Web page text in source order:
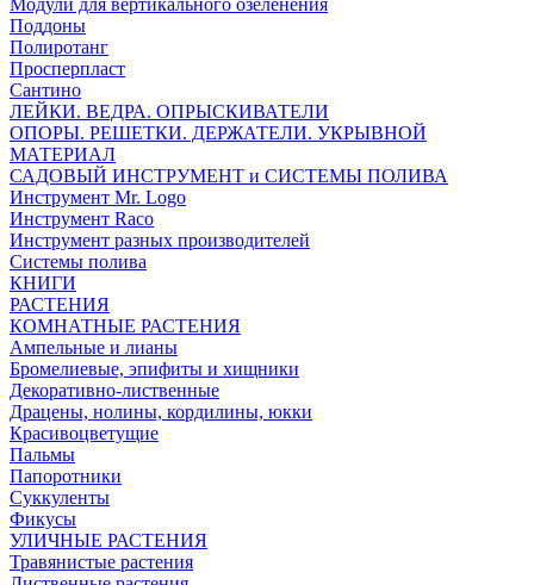
Модули для вертикального озеленения
Поддоны
Полиротанг
Просперпласт
Сантино
ЛЕЙКИ. ВЕДРА. ОПРЫСКИВАТЕЛИ
ОПОРЫ. РЕШЕТКИ. ДЕРЖАТЕЛИ. УКРЫВНОЙ
МАТЕРИАЛ
САДОВЫЙ ИНСТРУМЕНТ и СИСТЕМЫ ПОЛИВА
Инструмент Mr. Logo
Инструмент Raco
Инструмент разных производителей
Системы полива
КНИГИ
РАСТЕНИЯ
КОМНАТНЫЕ РАСТЕНИЯ
Ампельные и лианы
Бромелиевые, эпифиты и хищники
Декоративно-лиственные
Драцены, нолины, кордилины, юкки
Красивоцветущие
Пальмы
Папоротники
Суккуленты
Фикусы
УЛИЧНЫЕ РАСТЕНИЯ
Травянистые растения